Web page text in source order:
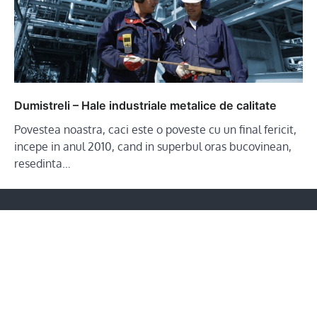
Dumistreli – Hale industriale metalice de calitate
Povestea noastra, caci este o poveste cu un final fericit,
incepe in anul 2010, cand in superbul oras bucovinean,
resedinta…